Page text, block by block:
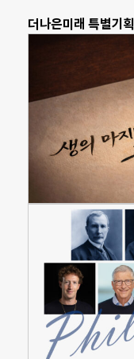
더나은미래 특별기획